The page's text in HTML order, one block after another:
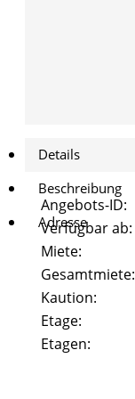
Details
Beschreibung
Adresse
Angebots-ID:
Verfügbar ab:
Miete:
Gesamtmiete:
Kaution:
Etage:
Etagen: